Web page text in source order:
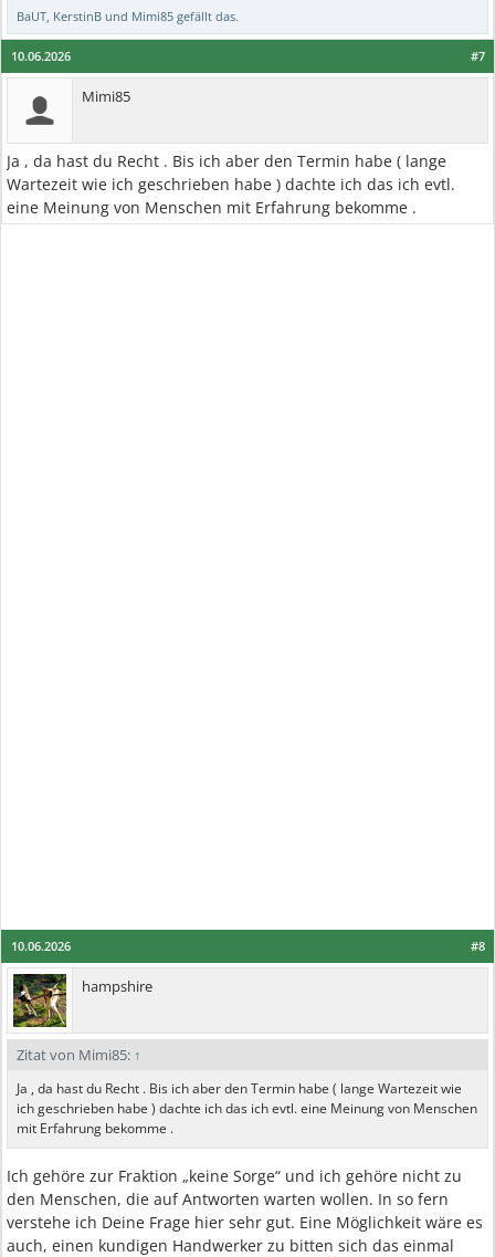
BaUT, KerstinB und Mimi85 gefällt das.
#7
10.06.2026
Mimi85
Ja , da hast du Recht . Bis ich aber den Termin habe ( lange
Wartezeit wie ich geschrieben habe ) dachte ich das ich evtl.
eine Meinung von Menschen mit Erfahrung bekomme .
#8
10.06.2026
hampshire
Zitat von Mimi85: ↑
Ja , da hast du Recht . Bis ich aber den Termin habe ( lange Wartezeit wie
ich geschrieben habe ) dachte ich das ich evtl. eine Meinung von Menschen
mit Erfahrung bekomme .
Ich gehöre zur Fraktion „keine Sorge“ und ich gehöre nicht zu
den Menschen, die auf Antworten warten wollen. In so fern
verstehe ich Deine Frage hier sehr gut. Eine Möglichkeit wäre es
auch, einen kundigen Handwerker zu bitten sich das einmal